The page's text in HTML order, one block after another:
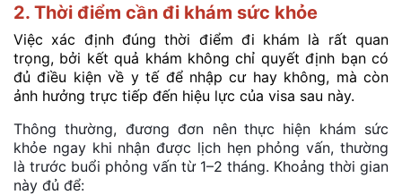
2. Thời điểm cần đi khám sức khỏe
Việc xác định đúng thời điểm đi khám là rất quan
trọng, bởi kết quả khám không chỉ quyết định bạn có
đủ điều kiện về y tế để nhập cư hay không, mà còn
ảnh hưởng trực tiếp đến hiệu lực của visa sau này.
Thông thường, đương đơn nên thực hiện khám sức
khỏe ngay khi nhận được lịch hẹn phỏng vấn, thường
là trước buổi phỏng vấn từ 1–2 tháng. Khoảng thời gian
này đủ để: